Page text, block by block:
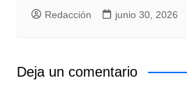
Redacción junio 30, 2026
Deja un comentario